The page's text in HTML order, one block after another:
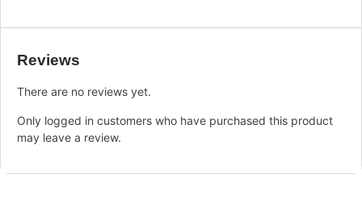
Reviews
There are no reviews yet.
Only logged in customers who have purchased this product
may leave a review.